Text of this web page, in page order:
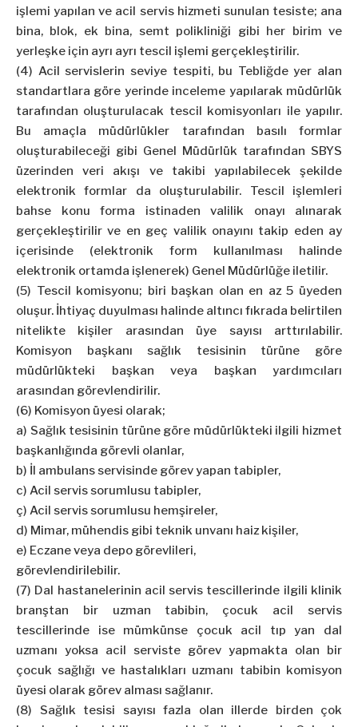
işlemi yapılan ve acil servis hizmeti sunulan tesiste; ana
bina, blok, ek bina, semt polikliniği gibi her birim ve
yerleşke için ayrı ayrı tescil işlemi gerçekleştirilir.
(4) Acil servislerin seviye tespiti, bu Tebliğde yer alan
standartlara göre yerinde inceleme yapılarak müdürlük
tarafından oluşturulacak tescil komisyonları ile yapılır.
Bu amaçla müdürlükler tarafından basılı formlar
oluşturabileceği gibi Genel Müdürlük tarafından SBYS
üzerinden veri akışı ve takibi yapılabilecek şekilde
elektronik formlar da oluşturulabilir. Tescil işlemleri
bahse konu forma istinaden valilik onayı alınarak
gerçekleştirilir ve en geç valilik onayını takip eden ay
içerisinde (elektronik form kullanılması halinde
elektronik ortamda işlenerek) Genel Müdürlüğe iletilir.
(5) Tescil komisyonu; biri başkan olan en az 5 üyeden
oluşur. İhtiyaç duyulması halinde altıncı fıkrada belirtilen
nitelikte kişiler arasından üye sayısı arttırılabilir.
Komisyon başkanı sağlık tesisinin türüne göre
müdürlükteki başkan veya başkan yardımcıları
arasından görevlendirilir.
(6) Komisyon üyesi olarak;
a) Sağlık tesisinin türüne göre müdürlükteki ilgili hizmet
başkanlığında görevli olanlar,
b) İl ambulans servisinde görev yapan tabipler,
c) Acil servis sorumlusu tabipler,
ç) Acil servis sorumlusu hemşireler,
d) Mimar, mühendis gibi teknik unvanı haiz kişiler,
e) Eczane veya depo görevlileri,
görevlendirilebilir.
(7) Dal hastanelerinin acil servis tescillerinde ilgili klinik
branştan bir uzman tabibin, çocuk acil servis
tescillerinde ise mümkünse çocuk acil tıp yan dal
uzmanı yoksa acil serviste görev yapmakta olan bir
çocuk sağlığı ve hastalıkları uzmanı tabibin komisyon
üyesi olarak görev alması sağlanır.
(8) Sağlık tesisi sayısı fazla olan illerde birden çok